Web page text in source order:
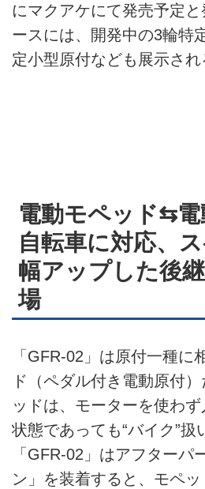
電動バイク
電動キックボード
運営会社
利用規約
プライバシーポリ
ライター名簿
お問い合せ
広告掲載について
にマクアケにて発売予定
ースには、開発中の3輪特
定小型原付なども展示され
電動モペッド⇆電
自転車に対応、
幅アップした後
場
「GFR-02」は原付一種に
ド（ペダル付き電動原付
ッドは、モーターを使わ
状態であっても“バイク”扱
「GFR-02」はアフターパ
ン」を装着すると、モペ